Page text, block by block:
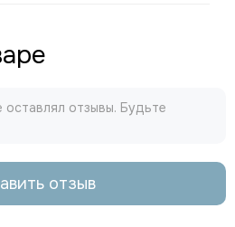
отзывы. Будьте
отзыв